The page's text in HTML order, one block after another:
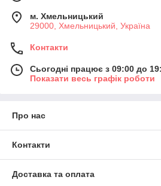
м. Хмельницький
29000, Хмельницький, Україна
Контакти
Сьогодні працює з 09:00 до
Показати весь графік роботи
Про нас
Контакти
Доставка та оплата